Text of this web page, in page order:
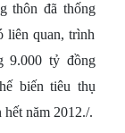
thôn đã thống
liên quan, trình
9.000 tỷ đồng
biến tiêu thụ
năm 2012./.